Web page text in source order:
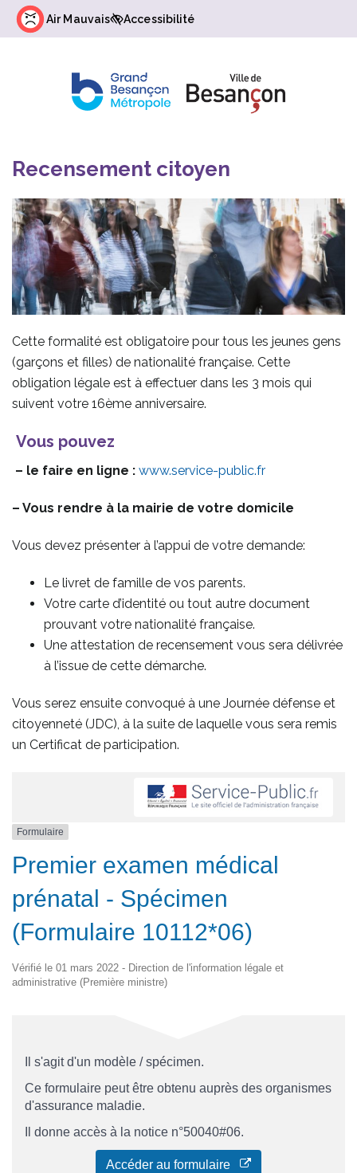
Gestion des traceurs
Air Mauvais Accessibilité
Recensement citoyen
Cette formalité est obligatoire pour tous les jeunes gens
(garçons et filles) de nationalité française. Cette
obligation légale est à effectuer dans les 3 mois qui
suivent votre 16ème anniversaire.
Vous pouvez
– le faire en ligne : www.service-public.fr
– Vous rendre à la mairie de votre domicile
Vous devez présenter à l’appui de votre demande:
Le livret de famille de vos parents.
Votre carte d’identité ou tout autre document
prouvant votre nationalité française.
Une attestation de recensement vous sera délivrée
à l’issue de cette démarche.
Vous serez ensuite convoqué à une Journée défense et
citoyenneté (JDC), à la suite de laquelle vous sera remis
un Certificat de participation.
Formulaire
Premier examen médical
prénatal - Spécimen
(Formulaire 10112*06)
Vérifié le 01 mars 2022 - Direction de l'information légale et
administrative (Première ministre)
Il s'agit d'un modèle / spécimen.
Ce formulaire peut être obtenu auprès des organismes
d'assurance maladie.
Il donne accès à la notice n°50040#06.
Accéder au formulaire